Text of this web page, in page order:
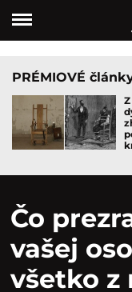
PRÉMIOVÉ
Čo
vašej
všetko z